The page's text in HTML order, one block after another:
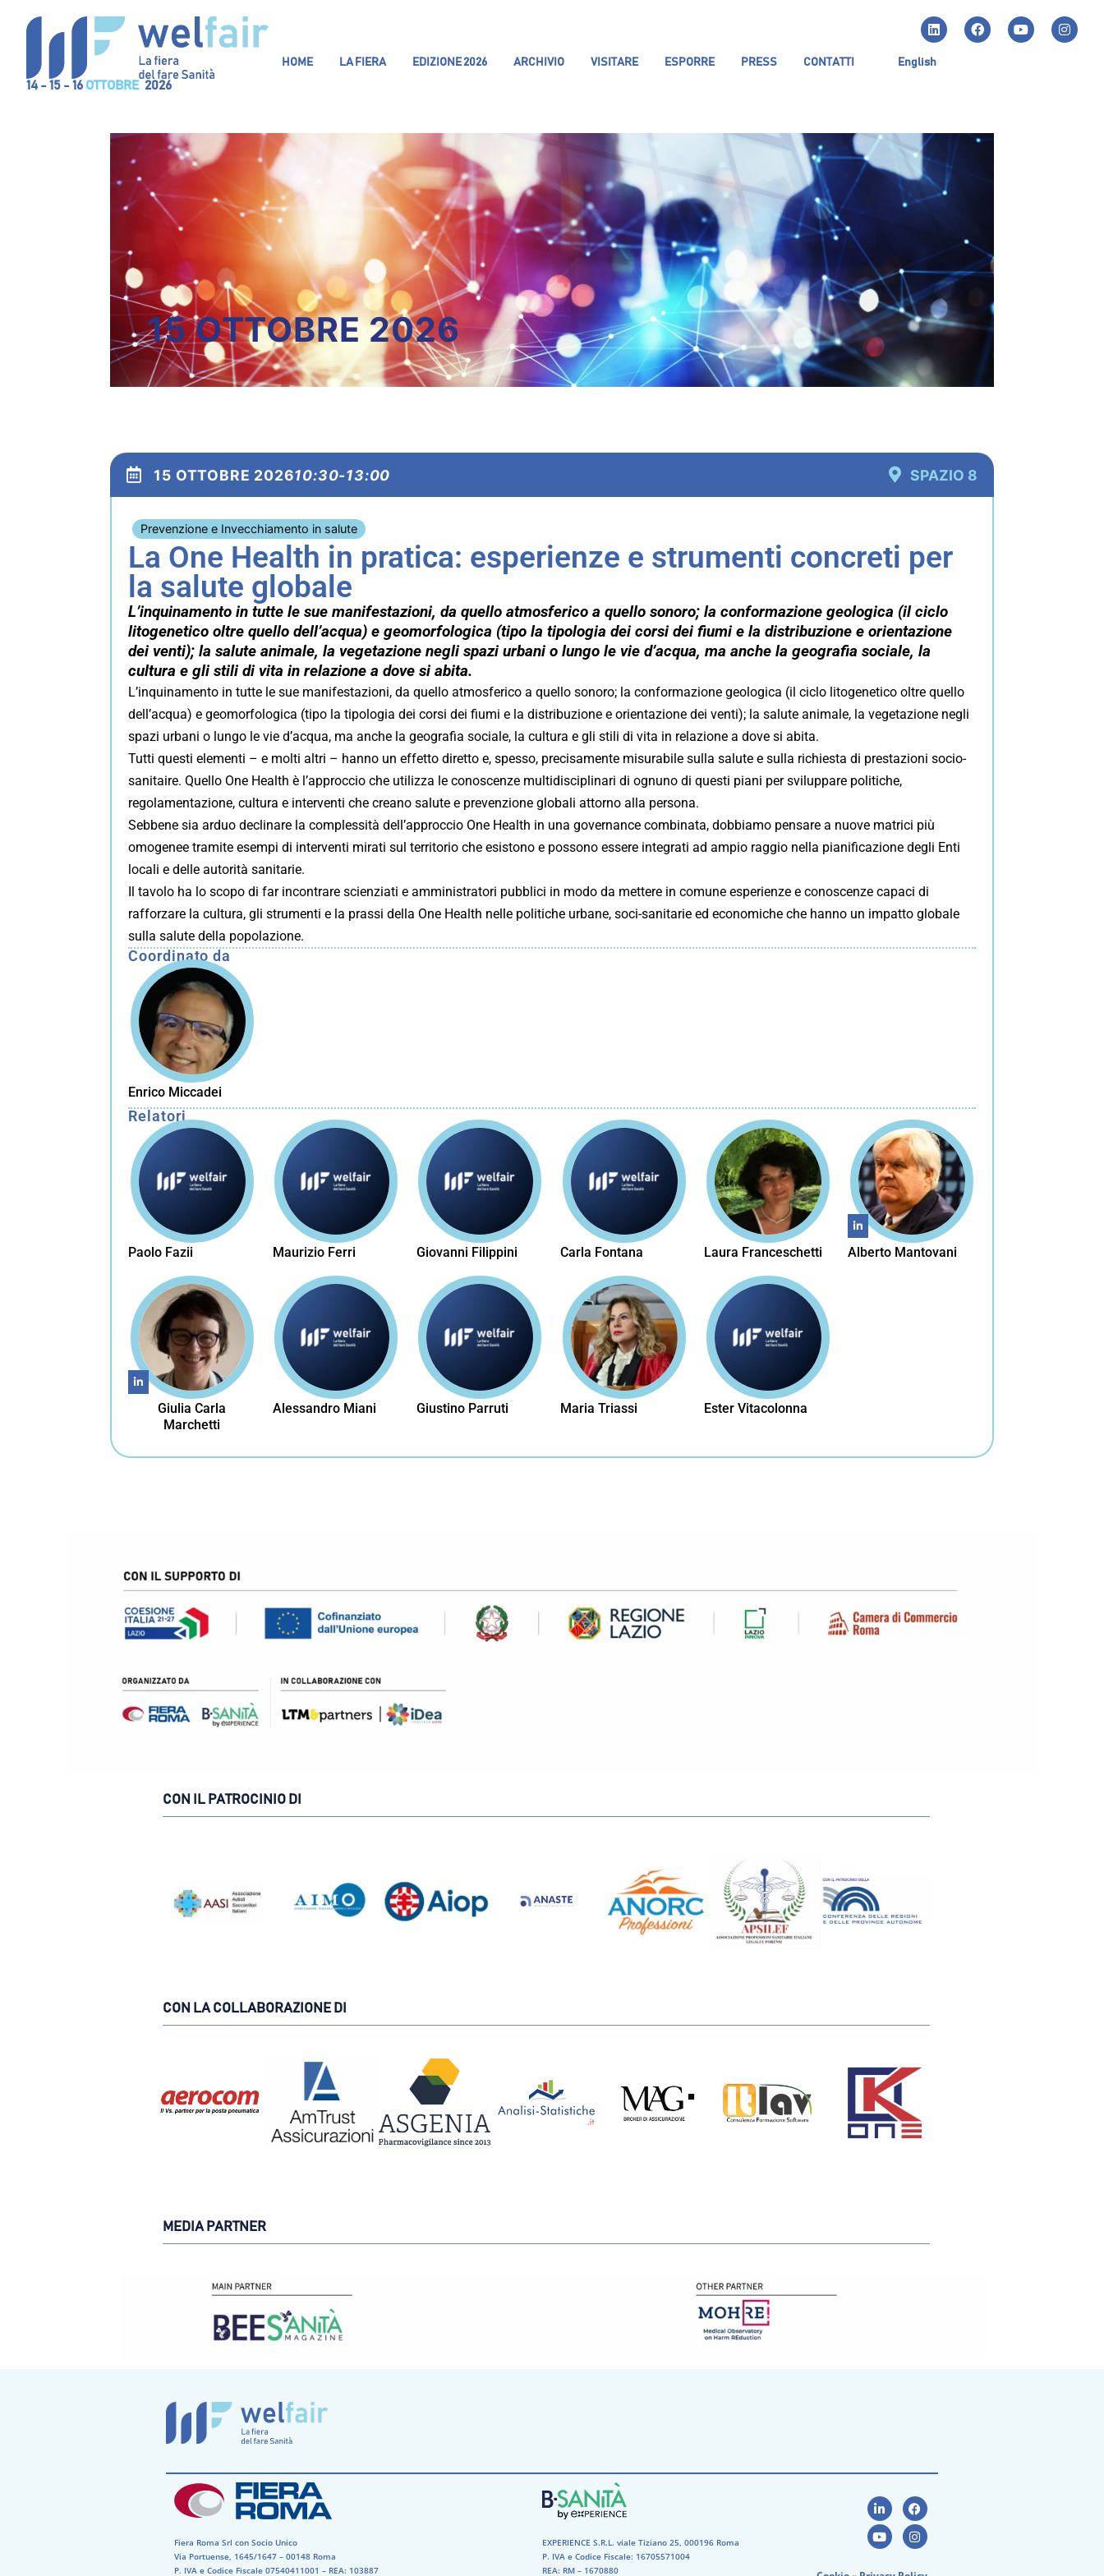
14 - 15 - 16 OTTOBRE 2026
HOME LA FIERA EDIZIONE 2026 ARCHIVIO VISITARE ESPORRE PRESS CONTATTI English
15 OTTOBRE 2026
15 OTTOBRE 202610:30-13:00 SPAZIO 8
Prevenzione e Invecchiamento in salute
La One Health in pratica: esperienze e strumenti concreti per
la salute globale
L’inquinamento in tutte le sue manifestazioni, da quello atmosferico a quello sonoro; la conformazione geologica (il ciclo
litogenetico oltre quello dell’acqua) e geomorfologica (tipo la tipologia dei corsi dei fiumi e la distribuzione e orientazione
dei venti); la salute animale, la vegetazione negli spazi urbani o lungo le vie d’acqua, ma anche la geografia sociale, la
cultura e gli stili di vita in relazione a dove si abita.
L’inquinamento in tutte le sue manifestazioni, da quello atmosferico a quello sonoro; la conformazione geologica (il ciclo litogenetico oltre quello
dell’acqua) e geomorfologica (tipo la tipologia dei corsi dei fiumi e la distribuzione e orientazione dei venti); la salute animale, la vegetazione negli
spazi urbani o lungo le vie d’acqua, ma anche la geografia sociale, la cultura e gli stili di vita in relazione a dove si abita.
Tutti questi elementi – e molti altri – hanno un effetto diretto e, spesso, precisamente misurabile sulla salute e sulla richiesta di prestazioni socio-
sanitaire. Quello One Health è l’approccio che utilizza le conoscenze multidisciplinari di ognuno di questi piani per sviluppare politiche,
regolamentazione, cultura e interventi che creano salute e prevenzione globali attorno alla persona.
Sebbene sia arduo declinare la complessità dell’approccio One Health in una governance combinata, dobbiamo pensare a nuove matrici più
omogenee tramite esempi di interventi mirati sul territorio che esistono e possono essere integrati ad ampio raggio nella pianificazione degli Enti
locali e delle autorità sanitarie.
Il tavolo ha lo scopo di far incontrare scienziati e amministratori pubblici in modo da mettere in comune esperienze e conoscenze capaci di
rafforzare la cultura, gli strumenti e la prassi della One Health nelle politiche urbane, soci-sanitarie ed economiche che hanno un impatto globale
sulla salute della popolazione.
Coordinato da
Enrico Miccadei
Relatori
Paolo Fazii Maurizio Ferri Giovanni Filippini Carla Fontana Laura Franceschetti Alberto Mantovani
Giulia Carla
Marchetti
Alessandro Miani Giustino Parruti Maria Triassi Ester Vitacolonna
CON IL PATROCINIO DI
CON LA COLLABORAZIONE DI
MEDIA PARTNER
Fiera Roma Srl con Socio Unico
Via Portuense, 1645/1647 – 00148 Roma
P. IVA e Codice Fiscale 07540411001​ – REA: 103887​
EXPERIENCE S.R.L. viale Tiziano 25, 000196 Roma
P. IVA e Codice Fiscale: 16705571004
REA: RM – 1670880